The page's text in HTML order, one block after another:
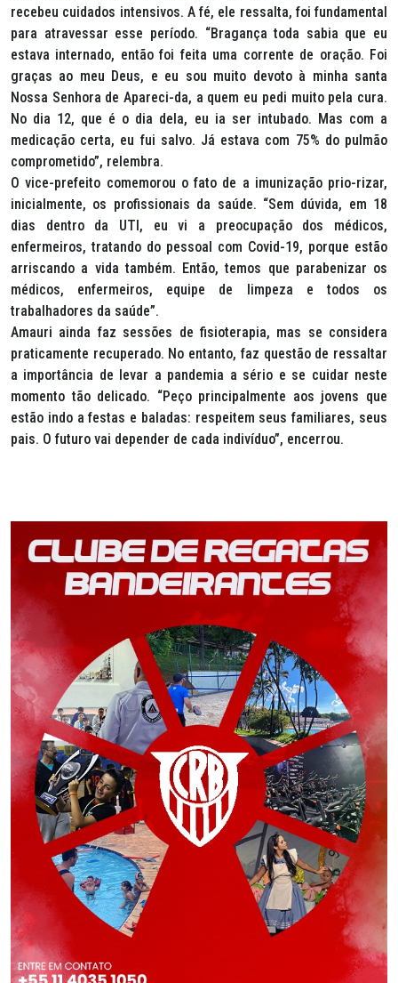
recebeu cuidados intensivos. A fé, ele ressalta, foi fundamental
para atravessar esse período. “Bragança toda sabia que eu
estava internado, então foi feita uma corrente de oração. Foi
graças ao meu Deus, e eu sou muito devoto à minha santa
Nossa Senhora de Apareci-da, a quem eu pedi muito pela cura.
No dia 12, que é o dia dela, eu ia ser intubado. Mas com a
medicação certa, eu fui salvo. Já estava com 75% do pulmão
comprometido”, relembra.
O vice-prefeito comemorou o fato de a imunização prio-rizar,
inicialmente, os profissionais da saúde. “Sem dúvida, em 18
dias dentro da UTI, eu vi a preocupação dos médicos,
enfermeiros, tratando do pessoal com Covid-19, porque estão
arriscando a vida também. Então, temos que parabenizar os
médicos, enfermeiros, equipe de limpeza e todos os
trabalhadores da saúde”.
Amauri ainda faz sessões de fisioterapia, mas se considera
praticamente recuperado. No entanto, faz questão de ressaltar
a importância de levar a pandemia a sério e se cuidar neste
momento tão delicado. “Peço principalmente aos jovens que
estão indo a festas e baladas: respeitem seus familiares, seus
pais. O futuro vai depender de cada indivíduo”, encerrou.